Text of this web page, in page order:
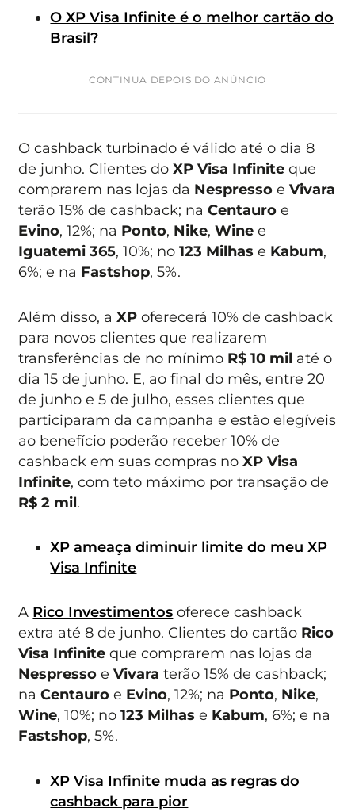
O XP Visa Infinite é o melhor cartão do
Brasil?
CONTINUA DEPOIS DO ANÚNCIO
O cashback turbinado é válido até o dia 8
de junho. Clientes doXP Visa Infinite que
comprarem nas lojas da NespressoeVivara
terão 15% de cashback; naCentauroe
Evino, 12%; na Ponto, Nike,Winee
Iguatemi 365, 10%; no123 Milhas e Kabum,
6%; e na Fastshop, 5%.
Além disso, aXP oferecerá 10% de cashback
para novos clientes que realizarem
transferências de no mínimo R$ 10 mil até o
dia 15 de junho. E, ao final do mês, entre 20
de junho e 5 de julho, esses clientes que
participaram da campanha e estão elegíveis
ao benefício poderão receber 10% de
cashback em suas compras noXP Visa
Infinite, com teto máximo por transação de
R$ 2 mil.
XP ameaça diminuir limite do meu XP
Visa Infinite
A Rico Investimentos oferece cashback
extra até 8 de junho. Clientes do cartão Rico
Visa Infinite que comprarem nas lojas da
NespressoeVivaraterão 15% de cashback;
naCentauroe Evino, 12%; na Ponto, Nike,
Wine, 10%; no123 Milhase Kabum, 6%; e na
Fastshop, 5%.
XP Visa Infinite muda as regras do
cashback para pior